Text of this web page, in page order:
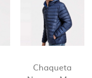
Chaqueta
directa es crucial
a día y que la
precisa posible.